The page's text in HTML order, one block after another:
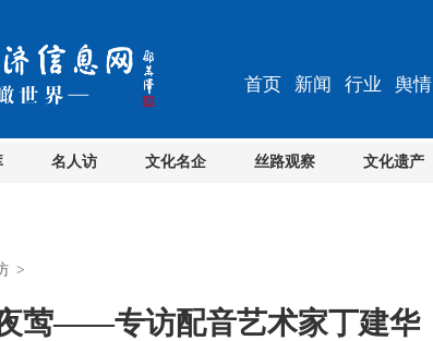
首页 新闻 行业 舆情
名人访 文化名企 丝路观察 文化遗产
>
莺——专访配音艺术家丁建华